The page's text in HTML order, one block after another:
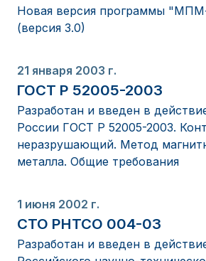
Новая версия программы
(версия 3.0)
21 января 2003 г.
ГОСТ Р 52005-2003
Разработан и введен в
России ГОСТ Р 52005-2003.
неразрушающий. Метод
металла. Общие требования
1 июня 2002 г.
СТО РНТСО 004-03
Разработан и введен в